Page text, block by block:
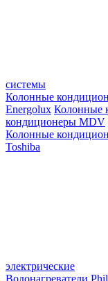
системы
Колонные
Energolux Колонные
кондиционеры MDV
Колонные
Toshiba
электрические
Водонагреватели